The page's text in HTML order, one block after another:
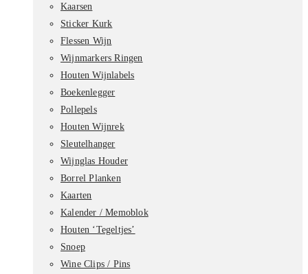
Kaarsen
Sticker Kurk
Flessen Wijn
Wijnmarkers Ringen
Houten Wijnlabels
Boekenlegger
Pollepels
Houten Wijnrek
Sleutelhanger
Wijnglas Houder
Borrel Planken
Kaarten
Kalender / Memoblok
Houten ‘Tegeltjes’
Snoep
Wine Clips / Pins